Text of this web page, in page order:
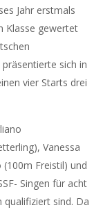
Jahr erstmals
Klasse gewertet
sich in
vier Starts drei
Vanessa
Freistil) und
Singen für acht
sind. Da